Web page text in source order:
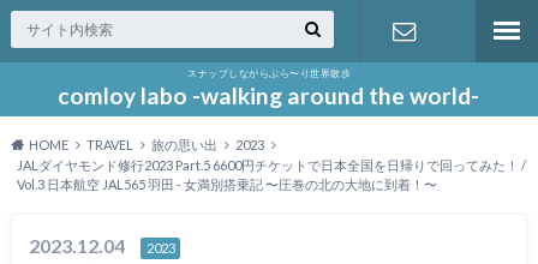
スナップしながらぶら〜り世界散歩
comloy labo -walking around the world-
お問い合わ
HOME TRAVEL 旅の思い出
2023
JALダイヤモンド修行2023 Part.5 6600円チケットで日本全国を日帰りで回ってみた！ /
Vol.3 日本航空 JAL565 羽田 - 女満別搭乗記 〜圧巻の北の大地に到着！〜
2023.12.04 2023